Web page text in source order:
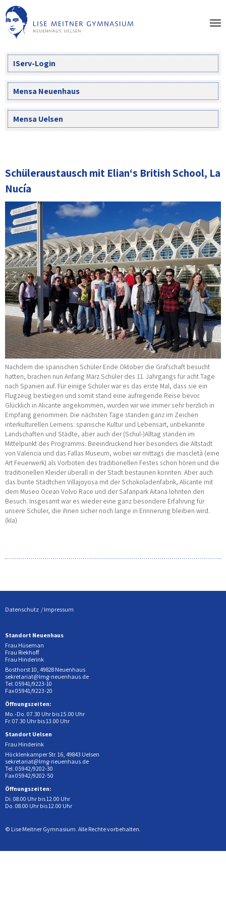
Skip
to
content
IServ-Login
Mensa Neuenhaus
Mensa Uelsen
Schüleraustausch mit Elian‘s British School, La
Nucía
Nachdem die spanischen Schüler Ende Oktober die Grafschaft besucht
hatten, brachen nun Anfang März Schüler des 11. Jahrgangs für acht Tage
nach Spanien auf. Für einige Schüler war es das erste Mal, dass sie ein
Flugzeug bestiegen und somit stand eine aufregende Reise bevor.
Glücklich in Alicante angekommen, wurden wir wie immer sehr herzlich in
Empfang genommen. Die nächsten Tage standen ganz im Zeichen
interkulturellen Lernens: spanische Kultur und Lebensart, unbekannte
Landschaften und Städte, aber auch der (Schul-)Alltag standen im
Mittelpunkt des Programms. Beeindruckend hier besonders die Altstadt
von Valencia und das Fallas Museum, wobei wir mittags die mascletà (eine
Art Feuerwerk) als Vorboten des traditionellen Festes schon hören und die
traditionellen Kleider überall in der Stadt bestaunen konnten. Aber auch
das bunte Städtchen Villajoyosa mit der Schokoladenfabrik, Alicante mit
dem Museo Ocean Volvo Race und der Safaripark Aitana lohnten den
Besuch. Insgesamt war es wieder eine ganz besondere Erfahrung für
unsere Schüler, die ihnen sicher noch lange in Erinnerung bleiben wird.
(kla)
Datenschutz Impressum
Standort Neuenhaus
Frau Hüseman
Frau Riekhoff
Frau Hinderink
Bosthorst 10, 49828 Neuenhaus
sekretariat@lmg-neuenhaus.de
Tel. 05941/9223-10
Fax 05941/9223-20
Öffnungszeiten:
Mo.-Do. 07.30 Uhr bis 15.00 Uhr
Fr. 07.30 Uhr bis 13.00 Uhr
Standort Uelsen
Frau Hinderink
Höcklenkamper Str. 16, 49843 Uelsen
sekretariat@lmg-neuenhaus.de
Tel. 05942/9202-30
Fax 05942/9202-50
Öffnungszeiten:
Di. 08.00 Uhr bis 12.00 Uhr
Do. 08.00 Uhr bis 12.00 Uhr
© Lise Meitner Gymnasium. Alle Rechte vorbehalten.